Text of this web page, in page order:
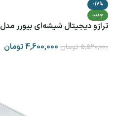
-17%
جدید
ترازو دیجیتال شیشه‌ای بیورر مدل GS203 طرح سنگی
5,520,000تومان 4,600,000تومان